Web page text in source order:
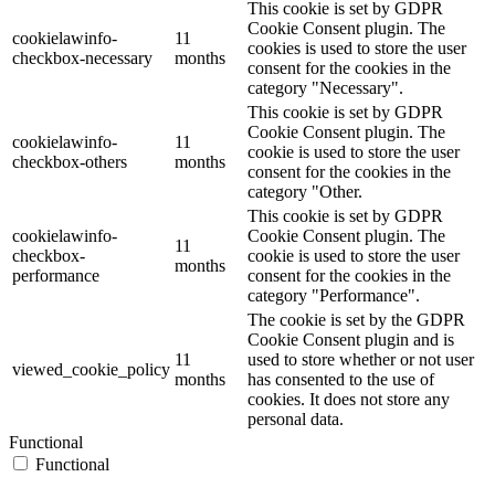
cookielawinfo-
checkbox-necessary
11
months
This cookie is set by GDPR
Cookie Consent plugin. The
cookies is used to store the user
consent for the cookies in the
category "Necessary".
cookielawinfo-
checkbox-others
11
months
This cookie is set by GDPR
Cookie Consent plugin. The
cookie is used to store the user
consent for the cookies in the
category "Other.
cookielawinfo-
checkbox-
performance
11
months
This cookie is set by GDPR
Cookie Consent plugin. The
cookie is used to store the user
consent for the cookies in the
category "Performance".
viewed_cookie_policy
11
months
The cookie is set by the GDPR
Cookie Consent plugin and is
used to store whether or not user
has consented to the use of
cookies. It does not store any
personal data.
Functional
Functional